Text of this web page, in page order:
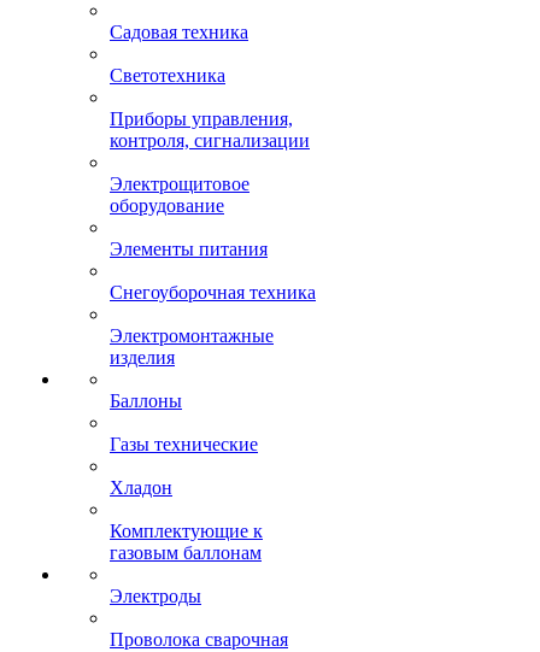
Садовая техника
Светотехника
Приборы управления,
контроля, сигнализации
Электрощитовое
оборудование
Элементы питания
Снегоуборочная техника
Электромонтажные
изделия
Баллоны
Газы технические
Хладон
Комплектующие к
газовым баллонам
Электроды
Проволока сварочная